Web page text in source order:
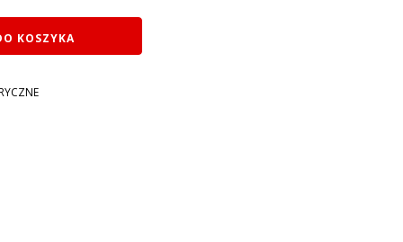
KOSZYKA